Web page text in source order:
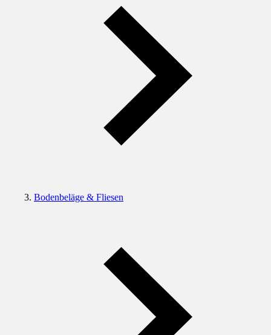
Bodenbeläge & Fliesen